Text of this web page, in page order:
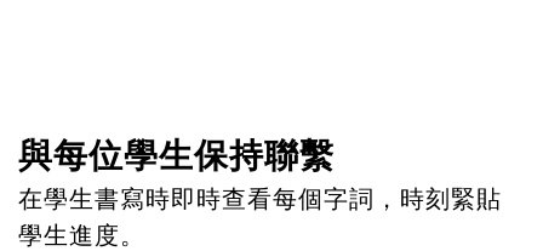
與每位學生保持聯繫
在學生書寫時即時查看每個字詞，時刻緊貼
學生進度。